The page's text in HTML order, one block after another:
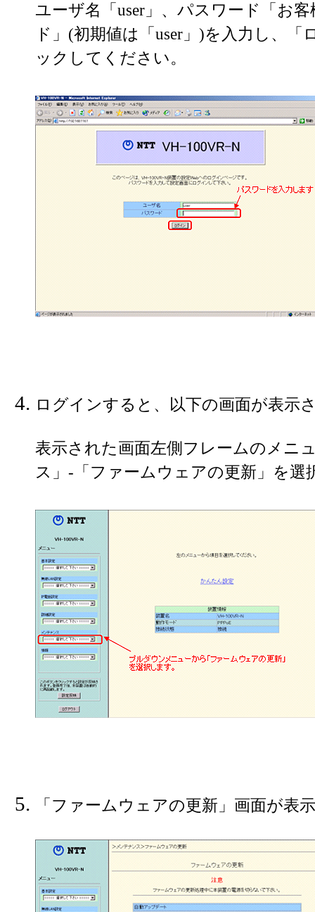
ユーザ名「user」、パスワード「お
ド」(初期値は「user」)を入力し、
ックしてください。
ログインすると、以下の画面が表示
表示された画面左側フレームのメニ
ス」-「ファームウェアの更新」を選
「ファームウェアの更新」画面が表